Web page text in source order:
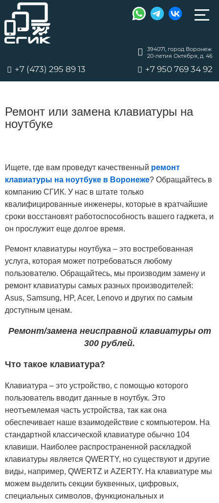
394071, город Воронеж
20-летия Октября, д. 46
+7 (473) 295 89 13 +7 950 769 34 92
Ремонт или замена клавиатуры на
ноутбуке
Ищете, где вам проведут качественный ремонт
клавиатуры на ноутбуке в Воронеже? Обращайтесь в
компанию СГИК. У нас в штате только
квалифицированные инженеры, которые в кратчайшие
сроки восстановят работоспособность вашего гаджета, и
он прослужит еще долгое время.
Ремонт клавиатуры ноутбука – это востребованная
услуга, которая может потребоваться любому
пользователю. Обращайтесь, мы производим замену и
ремонт клавиатуры самых разных производителей:
Asus, Samsung, HP, Acer, Lenovo и других по самым
доступным ценам.
Ремонт/замена неисправной клавиатуры от
300 рублей.
Что такое клавиатура?
Клавиатура – это устройство, с помощью которого
пользователь вводит данные в ноутбук. Это
неотъемлемая часть устройства, так как она
обеспечивает наше взаимодействие с компьютером. На
стандартной классической клавиатуре обычно 104
клавиши. Наиболее распространенной раскладкой
клавиатуры является QWERTY, но существуют и другие
виды, например, QWERTZ и AZERTY. На клавиатуре мы
можем выделить секции буквенных, цифровых,
специальных символов, функциональных и